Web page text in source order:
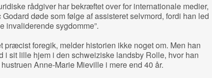
rådgiver har bekræftet over for internationale medier,
Godard døde som følge af assisteret selvmord, fordi han led
invaliderende sygdomme”.
præcist foregik, melder historien ikke noget om. Men han
i sit lille hjem i den schweiziske landsby Rolle, hvor han
Anne-Marie Mieville i mere end 40 år.